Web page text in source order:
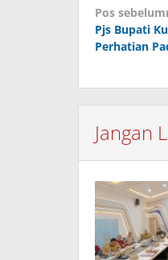
Navigasi
pos
Pos
Pjs Bupati
Perhatian
Jangan